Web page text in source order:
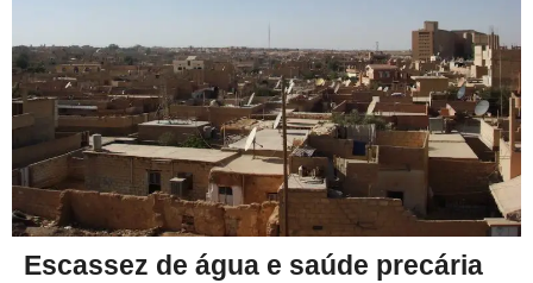
Escassez de água e saúde precária